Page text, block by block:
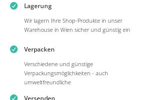
Lagerung
Wir lagern Ihre Shop-Produkte in unser
Warehouse in Wien sicher und günstig ein
Verpacken
Verschiedene und günstige
Verpackungsmöglichkeiten - auch
umweltfreundliche
Versenden